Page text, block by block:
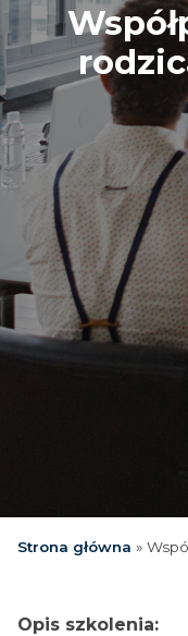
Strona główna »
Opis szkolenia: